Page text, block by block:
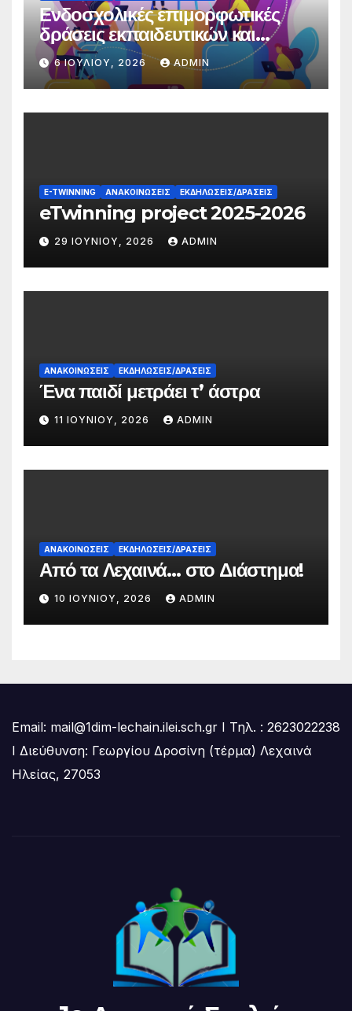
Ενδοσχολικές επιμορφωτικές
δράσεις εκπαιδευτικών και
γονέων
6 ΙΟΥΛΊΟΥ, 2026 ADMIN
E-TWINNING ΑΝΑΚΟΙΝΏΣΕΙΣ ΕΚΔΗΛΏΣΕΙΣ/ΔΡΆΣΕΙΣ
eTwinning project 2025-2026
29 ΙΟΥΝΊΟΥ, 2026 ADMIN
ΑΝΑΚΟΙΝΏΣΕΙΣ ΕΚΔΗΛΏΣΕΙΣ/ΔΡΆΣΕΙΣ
Ένα παιδί μετράει τ’ άστρα
11 ΙΟΥΝΊΟΥ, 2026 ADMIN
ΑΝΑΚΟΙΝΏΣΕΙΣ ΕΚΔΗΛΏΣΕΙΣ/ΔΡΆΣΕΙΣ
Από τα Λεχαινά… στο Διάστημα!
10 ΙΟΥΝΊΟΥ, 2026 ADMIN
Email: mail@1dim-lechain.ilei.sch.gr Ι Τηλ. : 2623022238
Ι Διεύθυνση: Γεωργίου Δροσίνη (τέρμα) Λεχαινά
Ηλείας, 27053